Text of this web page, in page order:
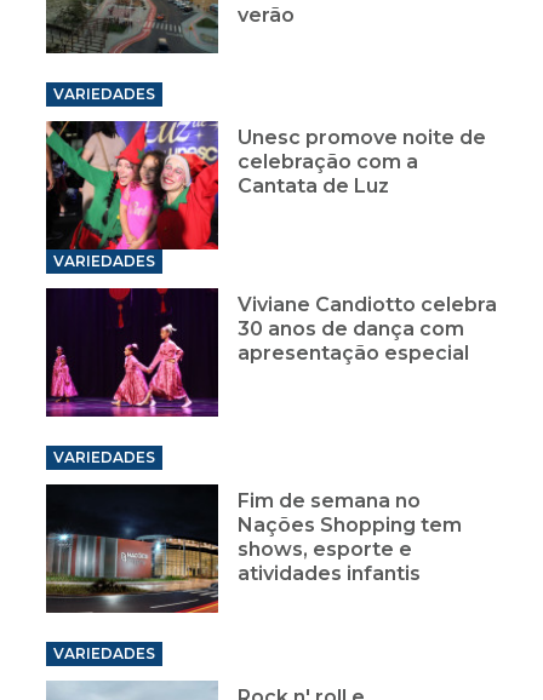
verão
VARIEDADES
Unesc promove noite de
celebração com a
Cantata de Luz
VARIEDADES
Viviane Candiotto celebra
30 anos de dança com
apresentação especial
VARIEDADES
Fim de semana no
Nações Shopping tem
shows, esporte e
atividades infantis
VARIEDADES